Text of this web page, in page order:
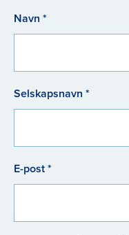
Navn *
Selskapsnavn *
E-post *